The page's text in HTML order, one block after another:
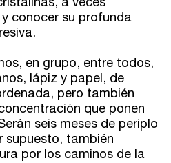
a veces
conocer su profunda
en grupo, entre todos,
lápiz y papel, de
pero también
que ponen
seis meses de periplo
supuesto, también
por los caminos de la